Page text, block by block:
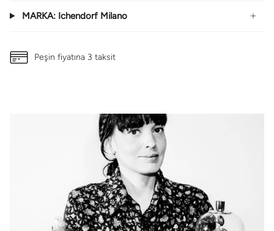
MARKA: Ichendorf Milano
Peşin fiyatına 3 taksit